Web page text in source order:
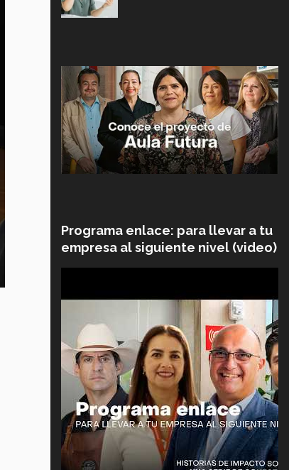
Programa enlace: para llevar a tu
empresa al siguiente nivel (video)